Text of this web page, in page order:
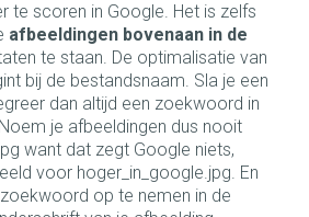
te scoren in Google. Het is zelfs
afbeeldingen bovenaan in de
te staan. De optimalisatie van
bij de bestandsnaam. Sla je een
dan altijd een zoekwoord in
je afbeeldingen dus nooit
want dat zegt Google niets,
voor hoger_in_google.jpg. En
op te nemen in de